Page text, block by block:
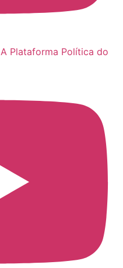
Plataforma Política do